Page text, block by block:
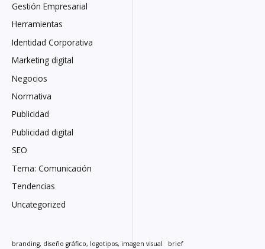
Gestión Empresarial
Herramientas
Identidad Corporativa
Marketing digital
Negocios
Normativa
Publicidad
Publicidad digital
SEO
Tema: Comunicación
Tendencias
Uncategorized
branding, diseño gráfico, logotipos, imagen visual brief